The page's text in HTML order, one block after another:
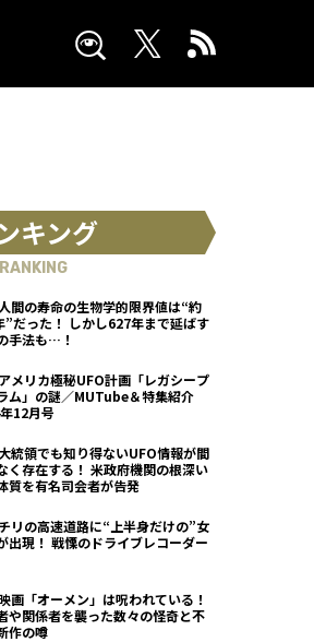
キング
RANKING
人間の寿命の生物学的限界値は“約
”だった！ しかし627年まで延ばす
手法も…！
アメリカ極秘UFO計画「レガシープ
ム」の謎／MUTube＆特集紹介
12月号
大統領でも知り得ないUFO情報が間
く存在する！ 米政府機関の根深い
質を有名司会者が告発
チリの高速道路に“上半身だけの”女
出現！ 戦慄のドライブレコーダー
画「オーメン」は呪われている！
や関係者を襲った数々の怪奇と不
作の噂